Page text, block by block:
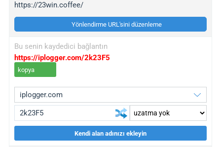
https://23win.coffee/
Yönlendirme URL'sini düzenleme
Bu senin kaydedici bağlantın
https://iplogger.com/2k23F5
kopya
Kendi alan adınızı ekleyin